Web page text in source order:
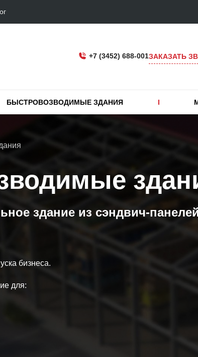
+7 (3452) 688-001ЗАКАЗАТЬ
БЫСТРОВОЗВОДИМЫЕ ЗДАНИЯ
здание из сэндвич-панелей
бизнеса.
для: